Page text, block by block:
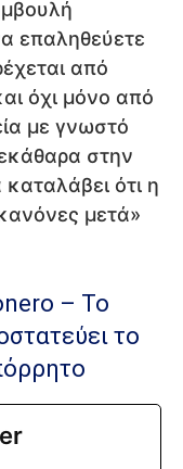
επαληθεύετε
από
όχι μόνο από
με γνωστό
στην
ότι η
μετά»
– Το
το